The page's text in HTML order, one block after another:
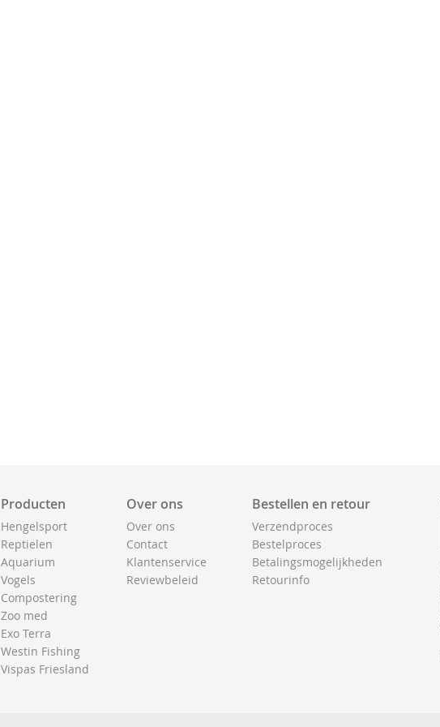
Producten
Hengelsport
Reptielen
Aquarium
Vogels
Compostering
Zoo med
Exo Terra
Westin Fishing
Vispas Friesland
Over ons
Over ons
Contact
Klantenservice
Reviewbeleid
Bestellen en retour
Verzendproces
Bestelproces
Betalingsmogelijkheden
Retourinfo